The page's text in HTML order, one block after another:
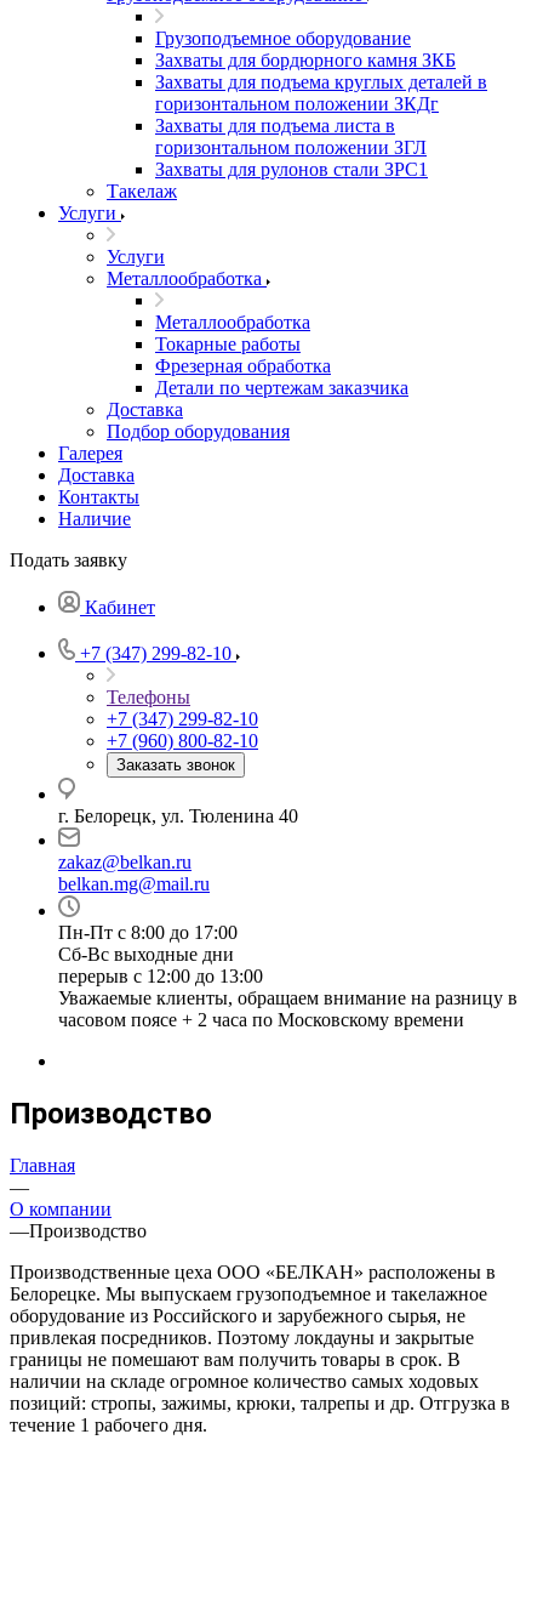
Грузоподъемное оборудование
Захваты для бордюрного камня ЗКБ
Захваты для подъема круглых деталей в
горизонтальном положении ЗКДг
Захваты для подъема листа в
горизонтальном положении ЗГЛ
Захваты для рулонов стали ЗРС1
Такелаж
Услуги
Услуги
Металлообработка
Металлообработка
Токарные работы
Фрезерная обработка
Детали по чертежам заказчика
Доставка
Подбор оборудования
Галерея
Доставка
Контакты
Наличие
Подать заявку
Кабинет
+7 (347) 299-82-10
Телефоны
+7 (347) 299-82-10
+7 (960) 800-82-10
Заказать звонок
г. Белорецк, ул. Тюленина 40
zakaz@belkan.ru
belkan.mg@mail.ru
Пн-Пт с 8:00 до 17:00
Сб-Вс выходные дни
перерыв с 12:00 до 13:00
Уважаемые клиенты, обращаем внимание на разницу в
часовом поясе + 2 часа по Московскому времени
Производство
Главная
—
О компании
—Производство
Производственные цеха ООО «БЕЛКАН» расположены в
Белорецке. Мы выпускаем грузоподъемное и такелажное
оборудование из Российского и зарубежного сырья, не
привлекая посредников. Поэтому локдауны и закрытые
границы не помешают вам получить товары в срок. В
наличии на складе огромное количество самых ходовых
позиций: стропы, зажимы, крюки, талрепы и др. Отгрузка в
течение 1 рабочего дня.